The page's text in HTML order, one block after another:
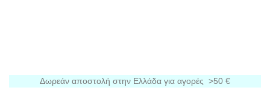
Δωρεάν αποστολή στην Ελλάδα για αγορές >50 €